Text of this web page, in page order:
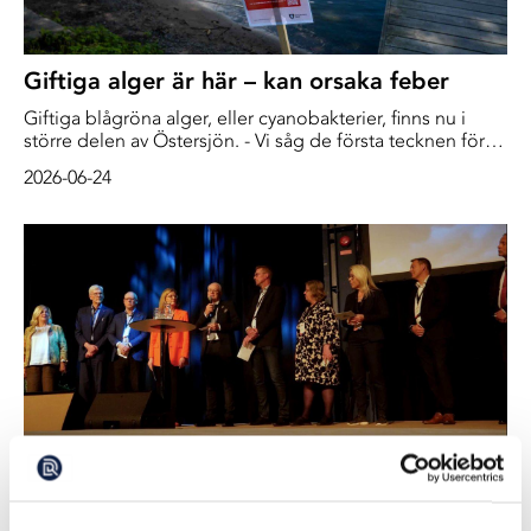
Giftiga alger är här – kan orsaka feber
Giftiga blågröna alger, eller cyanobakterier, finns nu i
större delen av Östersjön. - Vi såg de första tecknen för
Jörgen Öberg, oceanograf på SMHI.
2026-06-24
Nio svenska myndigheters åtagande för ett